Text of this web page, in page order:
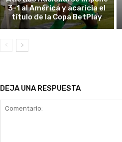
3-1 al América y acaricia el
título de la Copa BetPlay
DEJA UNA RESPUESTA